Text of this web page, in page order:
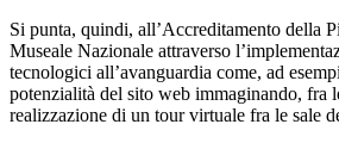
Si punta, quindi, all’Accreditamento della
Museale Nazionale attraverso
tecnologici all’avanguardia come, ad
potenzialità del sito web immaginando, fra
realizzazione di un tour virtuale fra le sale